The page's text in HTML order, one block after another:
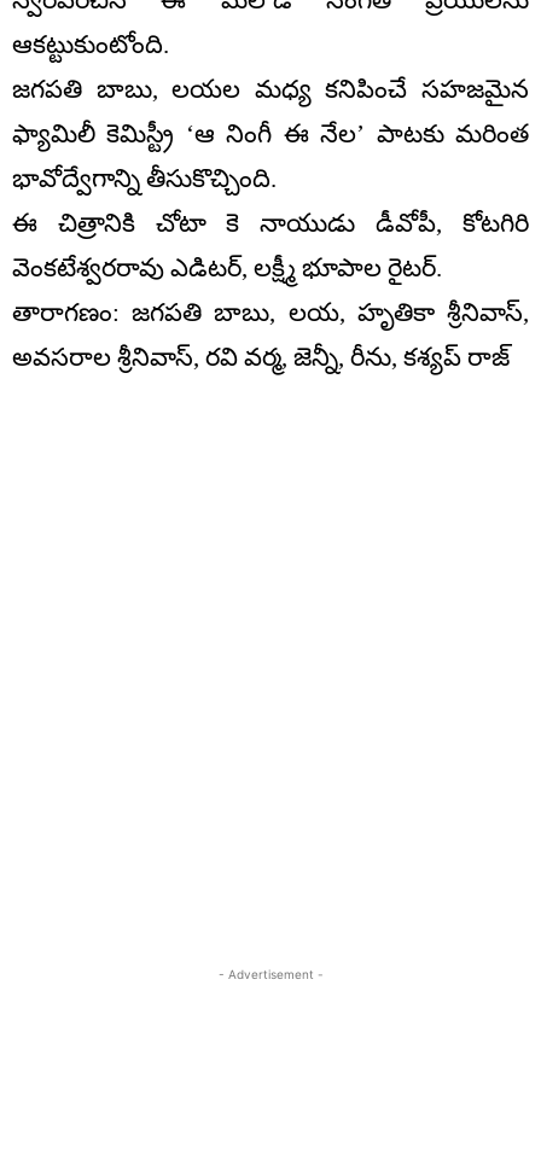
ఆకట్టుకుంటోంది.
జగపతి బాబు, లయల మధ్య కనిపించే సహజమైన
ఫ్యామిలీ కెమిస్ట్రీ ‘ఆ నింగీ ఈ నేల’ పాటకు మరింత
భావోద్వేగాన్ని తీసుకొచ్చింది.
ఈ చిత్రానికి చోటా కె నాయుడు డీవోపీ, కోటగిరి
వెంకటేశ్వరరావు ఎడిటర్, లక్ష్మీ భూపాల రైటర్.
తారాగణం: జగపతి బాబు, లయ, హృతికా శ్రీనివాస్,
అవసరాల శ్రీనివాస్, రవి వర్మ, జెన్నీ, రీను, కశ్యప్ రాజ్
- Advertisement -